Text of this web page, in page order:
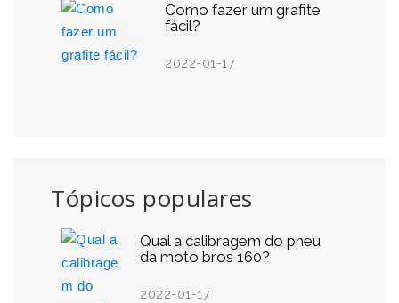
Como fazer um grafite
fácil?
2022-01-17
Tópicos populares
Qual a calibragem do pneu
da moto bros 160?
2022-01-17